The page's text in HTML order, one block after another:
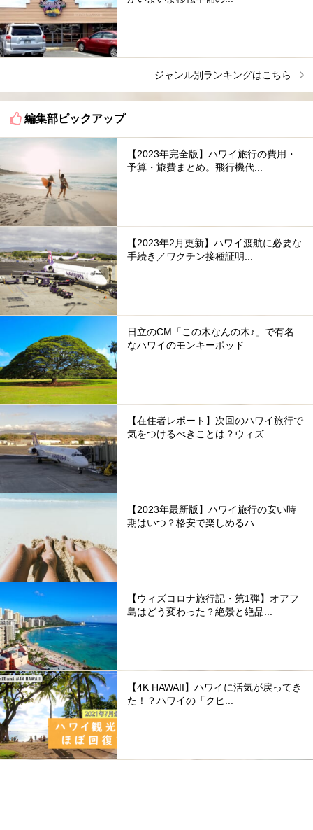
ジャンル別ランキングはこちら
編集部ピックアップ
【2023年完全版】ハワイ旅行の費用・
予算・旅費まとめ。飛行機代...
【2023年2月更新】ハワイ渡航に必要な
手続き／ワクチン接種証明...
日立のCM「この木なんの木♪」で有名
なハワイのモンキーポッド
【在住者レポート】次回のハワイ旅行で
気をつけるべきことは？ウィズ...
【2023年最新版】ハワイ旅行の安い時
期はいつ？格安で楽しめるハ...
【ウィズコロナ旅行記・第1弾】オアフ
島はどう変わった？絶景と絶品...
【4K HAWAII】ハワイに活気が戻ってき
た！？ハワイの「クヒ...